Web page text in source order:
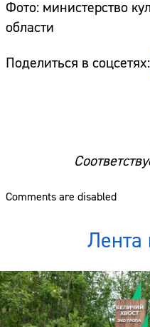
Фото: министерство
области
Поделиться в соцсетях:
Comments are disabled
Лента